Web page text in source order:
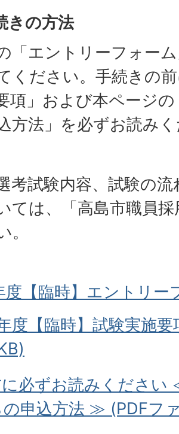
きの方法
「エントリーフォー
ください。手続きの
項」および本ページ
方法」を必ずお読み
考試験内容、試験の
ては、「高島市職員
。
度【臨時】エントリー
度【臨時】試験実施
必ずお読みくださ
の申込方法 ≫ (PDFフ